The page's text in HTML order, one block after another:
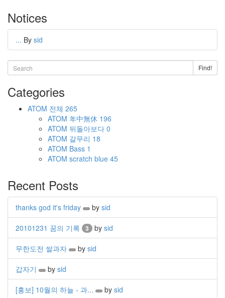
Notices
... By sid
Find!
Categories
ATOM 전체 265
ATOM 年中無休 196
ATOM 뒤돌아보다 0
ATOM 갈무리 18
ATOM Bass 1
ATOM scratch blue 45
Recent Posts
thanks god it's friday by sid
20101231 꿈의 기록 3 by sid
무한도전 쌀과자 by sid
갑자기 by sid
[홍보] 10월의 하늘 - 과... by sid